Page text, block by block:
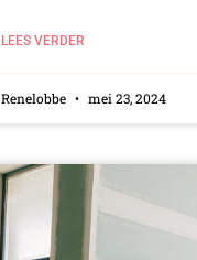
LEES VERDER
Renelobbe mei 23, 2024